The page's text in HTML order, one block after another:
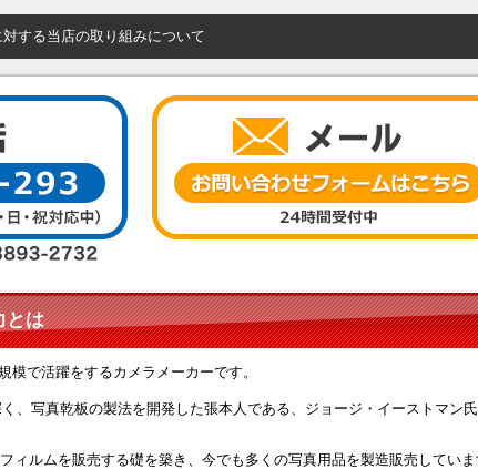
する当店の取り組みについて
とは
模で活躍をするカメラメーカーです。
、写真乾板の製法を開発した張本人である、ジョージ・イーストマン
ィルムを販売する礎を築き、今でも多くの写真用品を製造販売していま